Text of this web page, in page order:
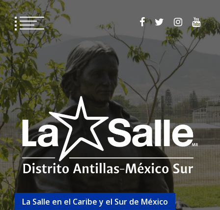
La Salle en el Caribe y el Sur de México